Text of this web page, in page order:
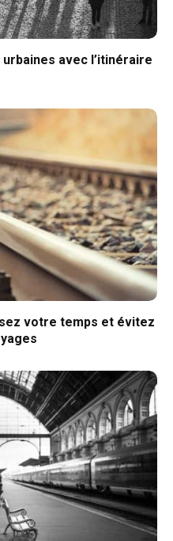
avec l’itinéraire
votre temps et évitez